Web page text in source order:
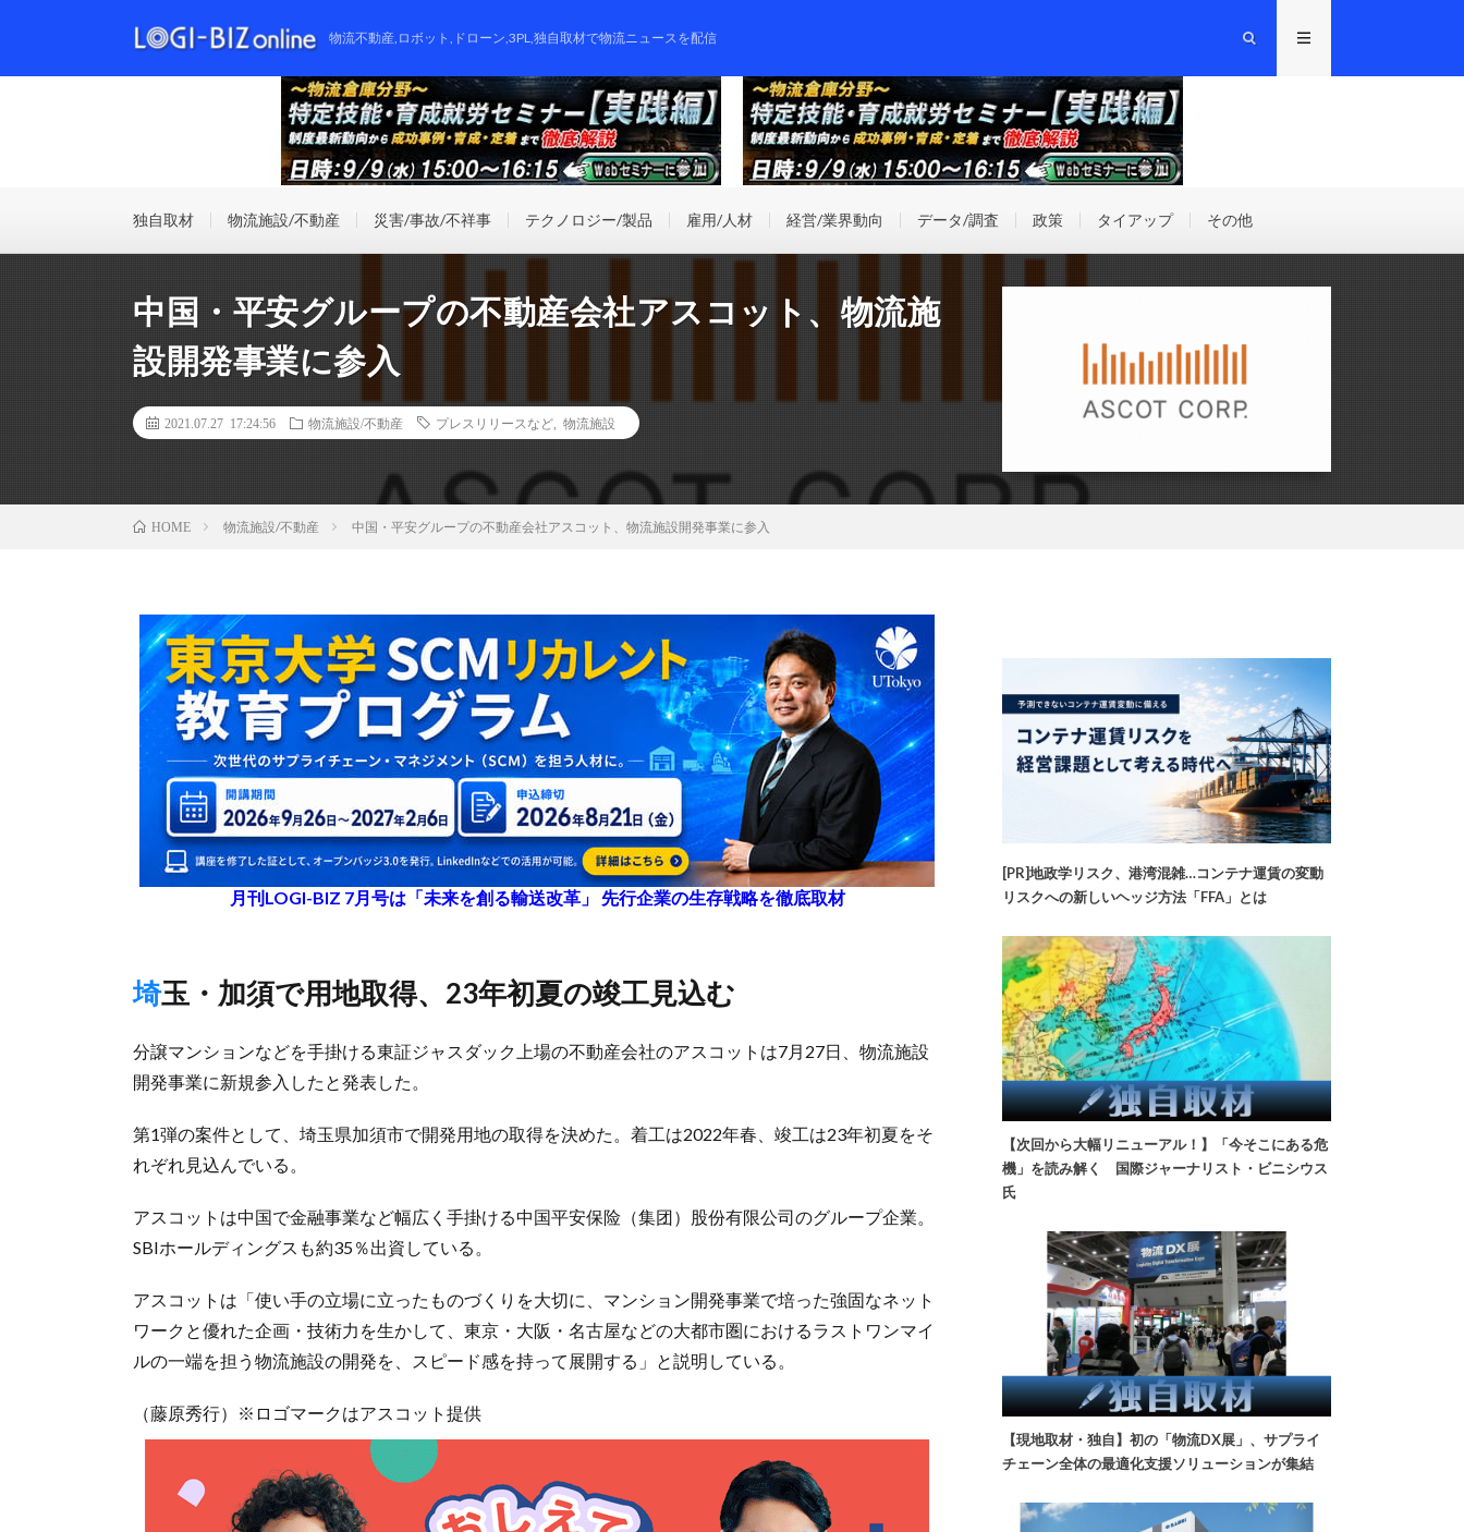
物流不動産,ロボット,ドローン,3PL,独自取材で物流ニュースを配信
独自取材 物流施設/不動産 災害/事故/不祥事 テクノロジー/製品 雇用/人材 経営/業界動向 データ/調査 政策 タイアップ その他
中国・平安グループの不動産会社アスコット、物流施
設開発事業に参入
2021.07.27 17:24:56 物流施設/不動産 プレスリリースなど 物流施設
HOME 物流施設/不動産 中国・平安グループの不動産会社アスコット、物流施設開発事業に参入
月刊LOGI-BIZ 7月号は「未来を創る輸送改革」 先行企業の生存戦略を徹底取材
埼玉・加須で用地取得、23年初夏の竣工見込む
分譲マンションなどを手掛ける東証ジャスダック上場の不動産会社のアスコットは7月27日、物流施設
開発事業に新規参入したと発表した。
第1弾の案件として、埼玉県加須市で開発用地の取得を決めた。着工は2022年春、竣工は23年初夏をそ
れぞれ見込んでいる。
アスコットは中国で金融事業など幅広く手掛ける中国平安保险（集团）股份有限公司のグループ企業。
SBIホールディングスも約35％出資している。
アスコットは「使い手の立場に立ったものづくりを大切に、マンション開発事業で培った強固なネット
ワークと優れた企画・技術力を生かして、東京・大阪・名古屋などの大都市圏におけるラストワンマイ
ルの一端を担う物流施設の開発を、スピード感を持って展開する」と説明している。
（藤原秀行）※ロゴマークはアスコット提供
[PR]地政学リスク、港湾混雑…コンテナ運賃の変動
リスクへの新しいヘッジ方法「FFA」とは
【次回から大幅リニューアル！】「今そこにある危
機」を読み解く 国際ジャーナリスト・ビニシウス
氏
【現地取材・独自】初の「物流DX展」、サプライ
チェーン全体の最適化支援ソリューションが集結